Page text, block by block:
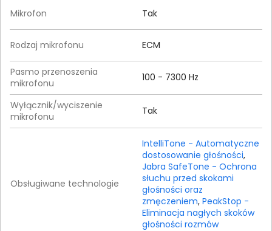
Mikrofon Tak
Rodzaj mikrofonu ECM
Pasmo przenoszenia
mikrofonu
100 - 7300 Hz
Wyłącznik/wyciszenie
mikrofonu
Tak
Obsługiwane technologie
IntelliTone - Automatyczne
dostosowanie głośności,
Jabra SafeTone - Ochrona
słuchu przed skokami
głośności oraz
zmęczeniem, PeakStop -
Eliminacja nagłych skoków
głośności rozmów